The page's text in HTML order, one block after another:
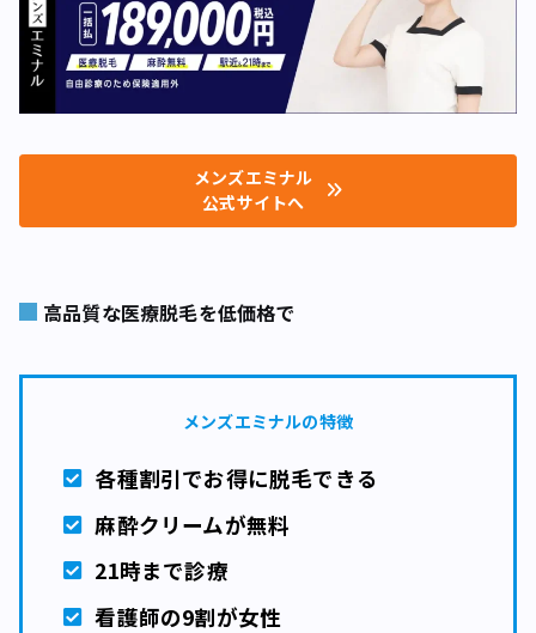
メンズエミナル
公式サイトへ
高品質な医療脱毛を低価格で
メンズエミナルの特徴
各種割引でお得に脱毛できる
麻酔クリームが無料
21時まで診療
看護師の9割が女性